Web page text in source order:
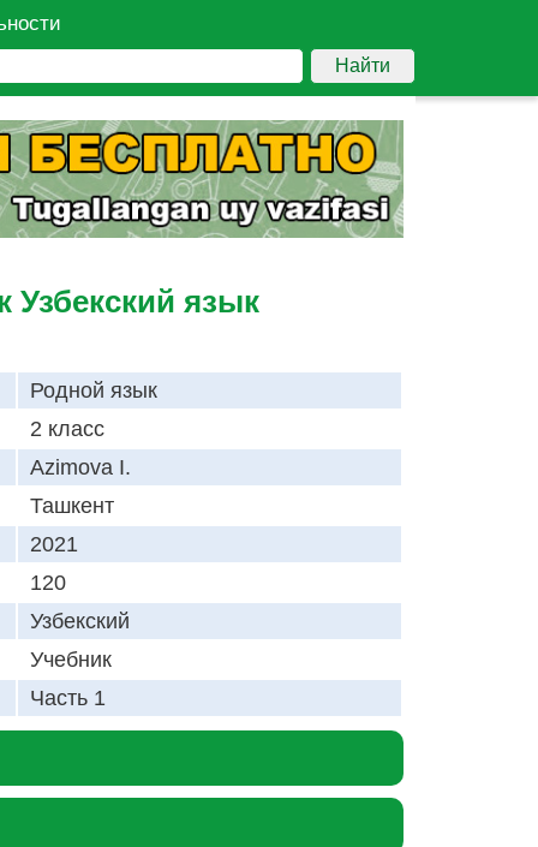
Найти
Узбекский язык
Родной язык
2 класс
Azimova I.
Ташкент
2021
120
Узбекский
Учебник
Часть 1